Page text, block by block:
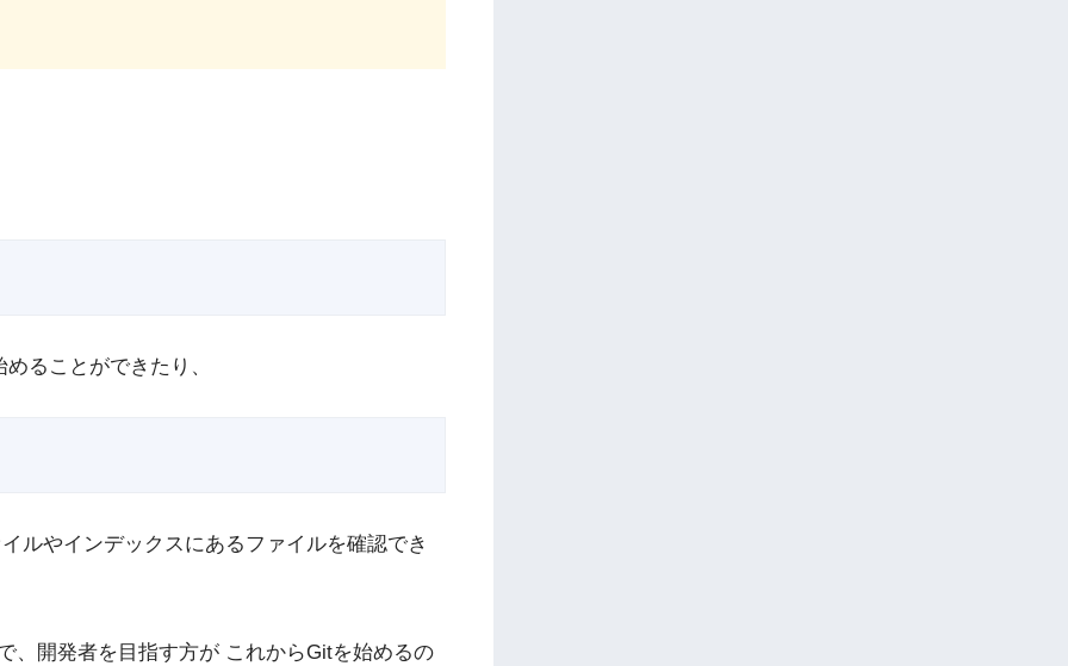
ることができたり、
ルやインデックスにあるファイルを確認でき
、開発者を目指す方が これからGitを始めるの